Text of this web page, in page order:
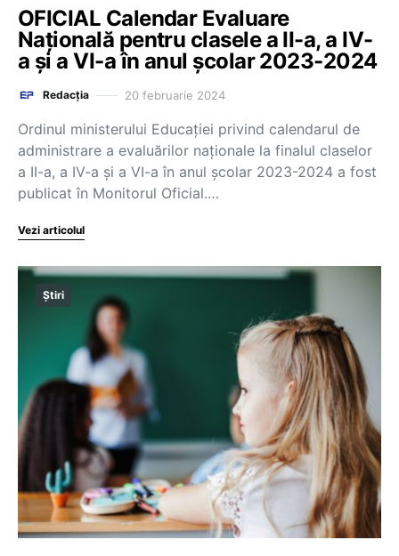
OFICIAL Calendar Evaluare
Națională pentru clasele a II-a, a IV-
a și a VI-a în anul școlar 2023-2024
Redacția 20 februarie 2024
Ordinul ministerului Educației privind calendarul de
administrare a evaluărilor naționale la finalul claselor
a II-a, a IV-a și a VI-a în anul școlar 2023-2024 a fost
publicat în Monitorul Oficial.…
Vezi articolul
Știri